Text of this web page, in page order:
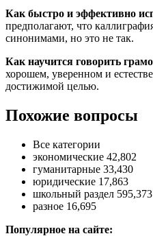
Как быстро и эффективно
предполагают, что
синонимами, но это не так.
Как научится говорить
хорошем, уверенном и
достижимой целью.
Похожие вопросы
Все категории
экономические 42,802
гуманитарные 33,430
юридические 17,863
школьный раздел 595,373
разное 16,695
Популярное на сайте: